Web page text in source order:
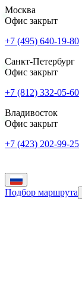
Москва
Офис закрыт
+7 (495) 640-19-80
Санкт-Петербург
Офис закрыт
+7 (812) 332-05-60
Владивосток
Офис закрыт
+7 (423) 202-99-25
Подбор маршрута